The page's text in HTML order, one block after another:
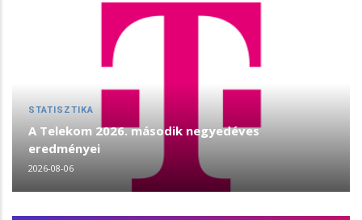
STATISZTIKA
A Telekom 2026. második negyedéves
eredményei
2026-08-06